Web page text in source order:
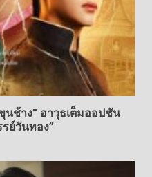
นช้าง” อาวุธเต็มออปชัน
ย์วันทอง”